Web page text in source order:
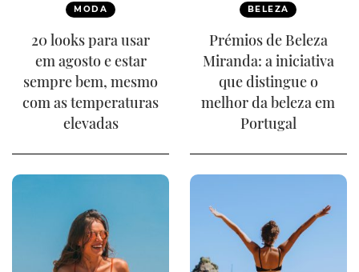
MODA
20 looks para usar
em agosto e estar
sempre bem, mesmo
com as temperaturas
elevadas
BELEZA
Prémios de Beleza
Miranda: a iniciativa
que distingue o
melhor da beleza em
Portugal